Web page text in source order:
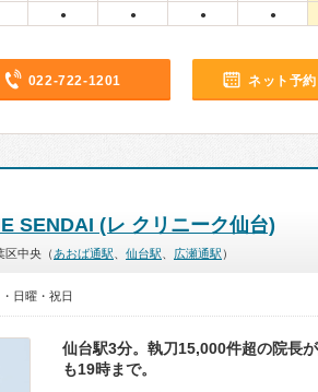
● ● ● ●
022-722-1201 ネット予約
SENDAI (レ クリニーク仙台)
区中央（ あおば通駅 仙台駅 広瀬通駅 ）
日曜・祝日
仙台駅3分。執刀15,000件超の院長
も19時まで。